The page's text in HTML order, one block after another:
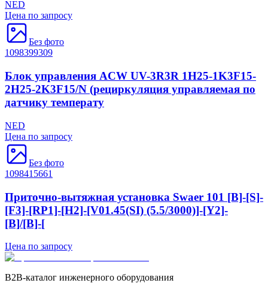
NED
Цена по запросу
Без фото
1098399309
Блок управления ACW UV-3R3R 1H25-1K3F15-
2H25-2K3F15/N (рециркуляция управляемая по
датчику температу
NED
Цена по запросу
Без фото
1098415661
Приточно-вытяжная установка Swaer 101 [B]-[S]-
[F3]-[RP1]-[H2]-[V01.45(SI) (5.5/3000)]-[Y2]-
[B]/[B]-[
Цена по запросу
B2B-каталог инженерного оборудования